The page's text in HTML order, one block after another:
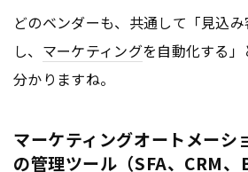
どのベンダーも、共通して「見込
し、 マーケティングを自動化する
分かりますね。
マーケティングオートメーシ
の管理ツール（SFA、CRM